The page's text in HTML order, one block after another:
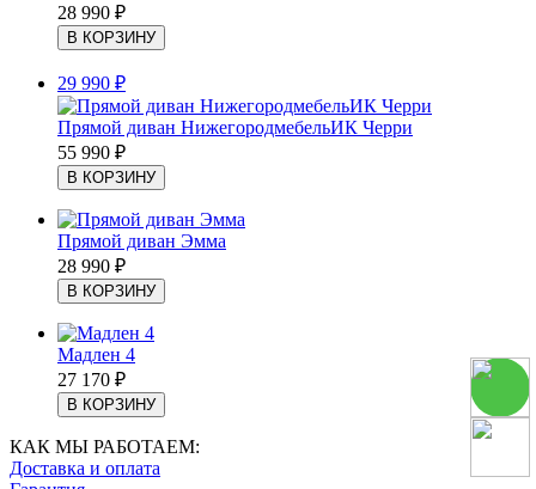
28 990 ₽
29 990 ₽
Прямой диван НижегородмебельИК Черри
55 990 ₽
Прямой диван Эмма
28 990 ₽
Мадлен 4
27 170 ₽
КАК МЫ РАБОТАЕМ:
Доставка и оплата